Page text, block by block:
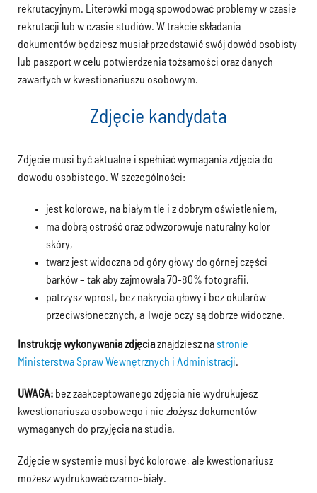
rekrutacyjnym. Literówki mogą spowodować problemy w czasie
rekrutacji lub w czasie studiów. W trakcie składania
dokumentów będziesz musiał przedstawić swój dowód osobisty
lub paszport w celu potwierdzenia tożsamości oraz danych
zawartych w kwestionariuszu osobowym.
Zdjęcie kandydata
Zdjęcie musi być aktualne i spełniać wymagania zdjęcia do
dowodu osobistego. W szczególności:
jest kolorowe, na białym tle i z dobrym oświetleniem,
ma dobrą ostrość oraz odwzorowuje naturalny kolor
skóry,
twarz jest widoczna od góry głowy do górnej części
barków – tak aby zajmowała 70-80% fotografii,
patrzysz wprost, bez nakrycia głowy i bez okularów
przeciwsłonecznych, a Twoje oczy są dobrze widoczne.
Instrukcję wykonywania zdjęciaznajdziesz na stronie
Ministerstwa Spraw Wewnętrznych i Administracji.
UWAGA: bez zaakceptowanego zdjęcia nie wydrukujesz
kwestionariusza osobowego i nie złożysz dokumentów
wymaganych do przyjęcia na studia.
Zdjęcie w systemie musi być kolorowe, ale kwestionariusz
możesz wydrukować czarno-biały.